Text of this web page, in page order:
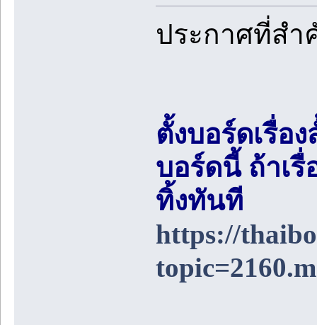
ประกาศที่ส
ตั้งบอร์ดเรื่อ
บอร์ดนี้ ถ้าเ
ทิ้งทันที
https://